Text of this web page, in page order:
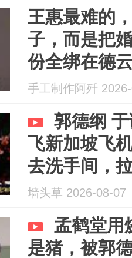
王惠最难的
子，而是把
份全绑在德
手工制作阿歼
郭德纲
飞新加坡飞
去洗手间，
墙头草 2026-08-07
孟鹤堂用
是猪，被郭